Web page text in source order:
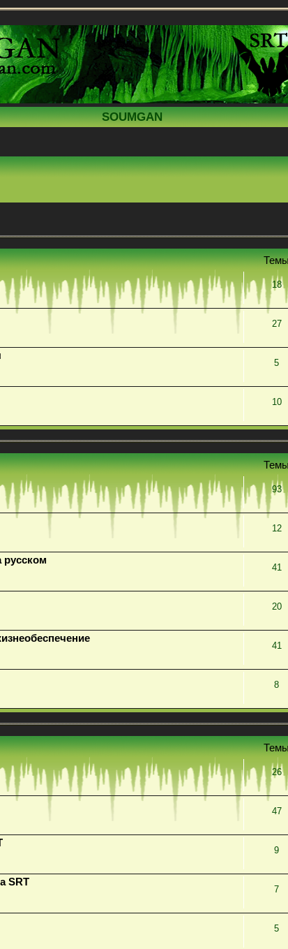
SOUMGAN
18
27
5
10
93
12
русском
41
20
41
8
26
47
9
SRT
7
5